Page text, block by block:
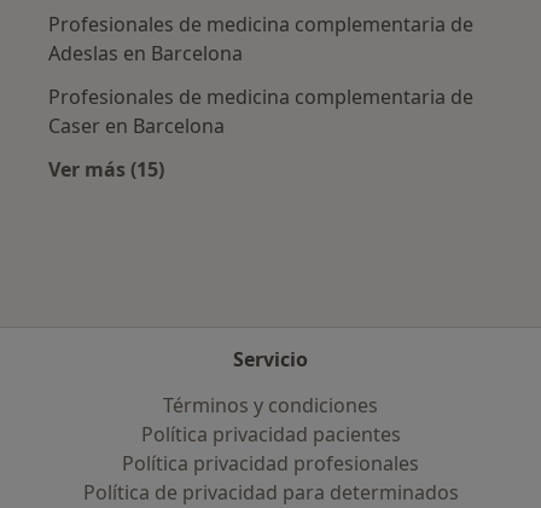
Profesionales de medicina complementaria de
Adeslas en Barcelona
Profesionales de medicina complementaria de
Caser en Barcelona
Ver más (15)
Servicio
Términos y condiciones
Política privacidad pacientes
Política privacidad profesionales
Política de privacidad para determinados